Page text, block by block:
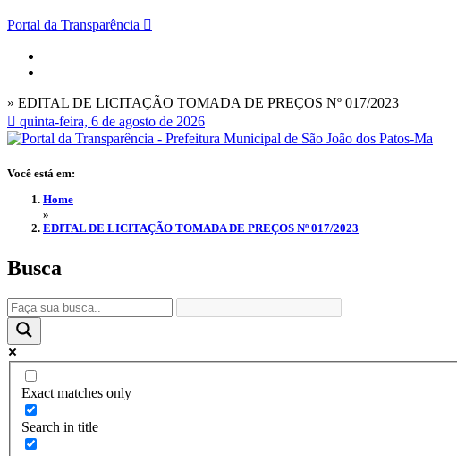
Portal da Transparência
» EDITAL DE LICITAÇÃO TOMADA DE PREÇOS Nº 017/2023
quinta-feira, 6 de agosto de 2026
Você está em:
Home
»
EDITAL DE LICITAÇÃO TOMADA DE PREÇOS Nº 017/2023
Busca
Exact matches only
Search in title